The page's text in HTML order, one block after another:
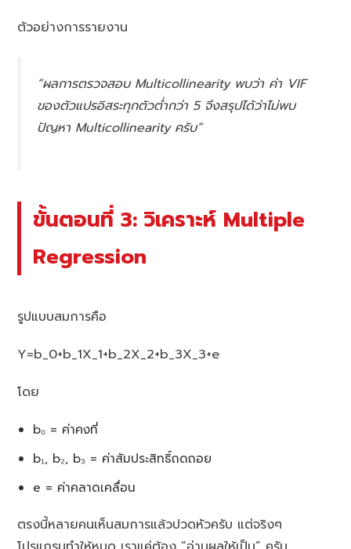
ตัวอย่างการรายงาน
“ผลการตรวจสอบ Multicollinearity พบว่า ค่า VIF
ของตัวแปรอิสระทุกตัวต่ำกว่า 5 จึงสรุปได้ว่าไม่พบ
ปัญหา Multicollinearity ครับ”
ขั้นตอนที่ 3: วิเคราะห์ Multiple
Regression
รูปแบบสมการคือ
Y=b_0+b_1X_1+b_2X_2+b_3X_3+e
โดย
b₀ = ค่าคงที่
b₁, b₂, b₃ = ค่าสัมประสิทธิ์ถดถอย
e = ค่าคลาดเคลื่อน
ตรงนี้หลายคนเห็นสมการแล้วปวดหัวครับ แต่จริงๆ